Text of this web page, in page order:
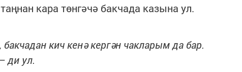
кара төнгәчә бакчада казына ул.
кич кенә кергән чакларым да бар.
ди ул.